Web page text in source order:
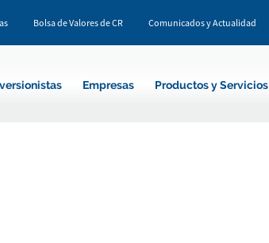
Bolsa de Valores de CR Comunicados y Actualidad
Empresas Productos y Servicios